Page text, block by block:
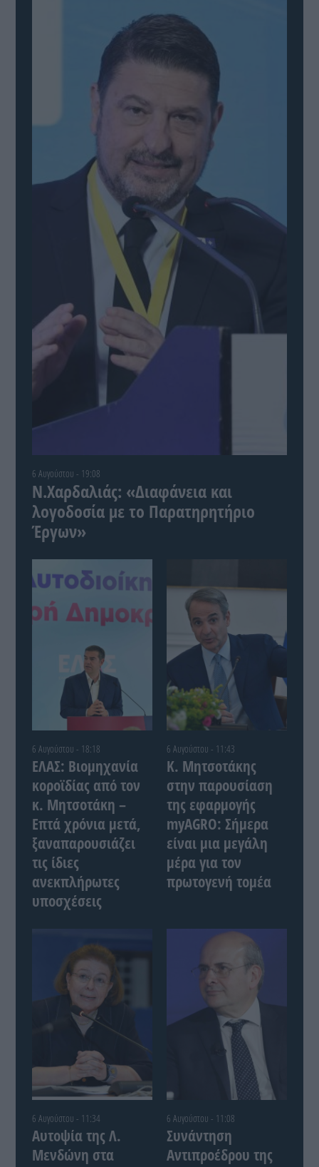
6 Αυγούστου - 19:08
Ν.Χαρδαλιάς: «Διαφάνεια και
λογοδοσία με το Παρατηρητήριο
Έργων»
6 Αυγούστου - 18:18
ΕΛΑΣ: Βιομηχανία
κοροϊδίας από τον
κ. Μητσοτάκη –
Επτά χρόνια μετά,
ξαναπαρουσιάζει
τις ίδιες
ανεκπλήρωτες
υποσχέσεις
6 Αυγούστου - 11:43
Κ. Μητσοτάκης
στην παρουσίαση
της εφαρμογής
myAGRO: Σήμερα
είναι μια μεγάλη
μέρα για τον
πρωτογενή τομέα
6 Αυγούστου - 11:34
Αυτοψία της Λ.
Μενδώνη στα
6 Αυγούστου - 11:08
Συνάντηση
Αντιπροέδρου της